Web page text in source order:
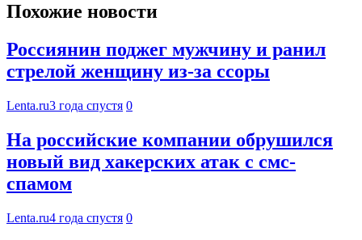
Похожие новости
Россиянин поджег мужчину и ранил
стрелой женщину из-за ссоры
Lenta.ru3 года спустя 0
На российские компании обрушился
новый вид хакерских атак с смс-
спамом
Lenta.ru4 года спустя 0